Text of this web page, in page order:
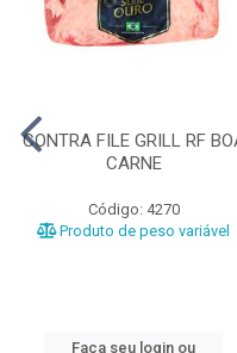
CONTRA FILE GRILL RF
CARNE
Código: 4270
Produto de peso variável
Faça seu login ou